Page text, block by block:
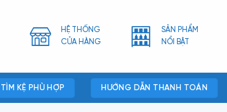
HỆ THỐNG
CỬA HÀNG
SẢN PHẨM
NỔI BẬT
TÌM KỆ PHÙ HỢP HƯỚNG DẪN THANH TOÁN